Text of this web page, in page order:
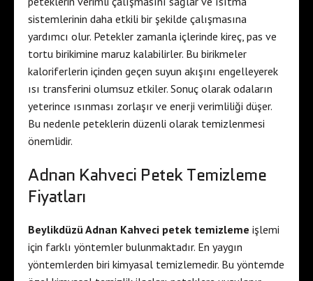
sistemlerinin daha etkili bir şekilde çalışmasına
yardımcı olur. Petekler zamanla içlerinde kireç, pas ve
tortu birikimine maruz kalabilirler. Bu birikmeler
kaloriferlerin içinden geçen suyun akışını engelleyerek
ısı transferini olumsuz etkiler. Sonuç olarak odaların
yeterince ısınması zorlaşır ve enerji verimliliği düşer.
Bu nedenle peteklerin düzenli olarak temizlenmesi
önemlidir.
Adnan Kahveci Petek Temizleme
Fiyatları
Beylikdüzü Adnan Kahveci petek temizleme işlemi
için farklı yöntemler bulunmaktadır. En yaygın
yöntemlerden biri kimyasal temizlemedir. Bu yöntemde